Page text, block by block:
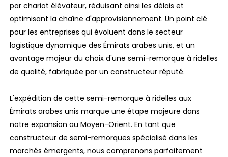
par chariot élévateur, réduisant ainsi les délais et
optimisant la chaîne d'approvisionnement. Un point clé
pour les entreprises qui évoluent dans le secteur
logistique dynamique des Émirats arabes unis, et un
avantage majeur du choix d'une semi-remorque à ridelles
de qualité, fabriquée par un constructeur réputé.
L'expédition de cette semi-remorque à ridelles aux
Émirats arabes unis marque une étape majeure dans
notre expansion au Moyen-Orient. En tant que
constructeur de semi-remorques spécialisé dans les
marchés émergents, nous comprenons parfaitement